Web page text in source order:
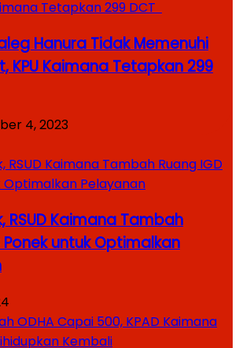
Hanura Tidak Memenuhi
KPU Kaimana Tetapkan 299
4, 2023
RSUD Kaimana Tambah
Ponek untuk Optimalkan